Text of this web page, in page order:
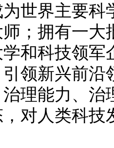
世界主要
；拥有一
和科技领
领新兴前
理能力、
对人类科